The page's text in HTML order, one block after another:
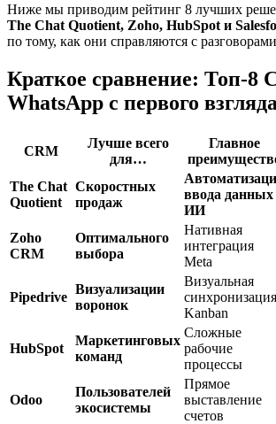
Ниже мы приводим рейтинг 8 лучших
The Chat Quotient, Zoho, HubSpot и
по тому, как они справляются с
Краткое сравнение: Топ-8
WhatsApp с первого взгляда
CRM
Лучше всего
для…
Главное
The Chat
Quotient
Скоростных
продаж
ввода данных
ИИ
Zoho
CRM
Оптимального
выбора
Нативная
интеграция
Meta
Pipedrive
Визуализации
воронок
Визуальная
синхронизация
Kanban
HubSpot
Маркетинговых
команд
Сложные
рабочие
процессы
Odoo
Пользователей
экосистемы
Прямое
выставление
счетов